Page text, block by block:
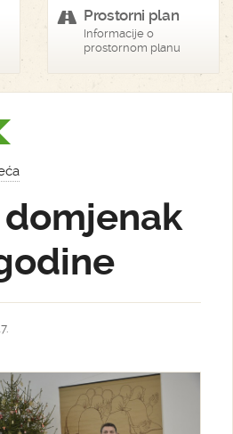
Prostorni plan
Informacije o
prostornom planu